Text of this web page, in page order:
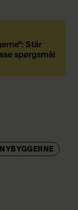
Står
spørgsmål
NYBYGGERNE